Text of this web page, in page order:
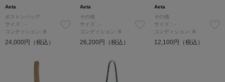
Aeta
ボストンバッグ
サイズ：-
コンディション: B
24,000円（税込）
Aeta
その他
サイズ：-
コンディション: B
26,200円（税込）
Aeta
その他
サイズ：-
コンディション: B
12,100円（税込）